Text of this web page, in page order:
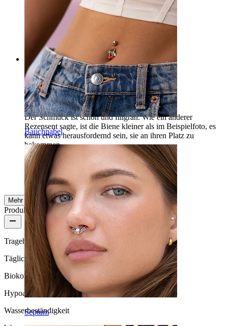
Bauchnabel
Septum
Verifizierter Kauf
AI-Übersetzung Original anzeigen
Rating
Schöne Schmuck
Der Schmuck ist schön und filigran. Wie ein anderer
Rezensent sagte, ist die Biene kleiner als im Beispielfoto, es
kann etwas herausfordernd sein, sie an ihren Platz zu
bekommen.
A Verifizierter Kauf
AI-Übersetzung Original anzeigen
Mehr ansehen
Produktqualität
Tragehäufigkeit
Tägliches Tragen
Biokompatibilität
Hypoallergen
Wasserbeständigkeit